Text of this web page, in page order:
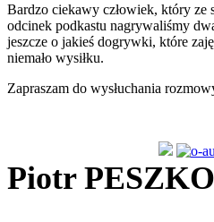
Bardzo ciekawy człowiek, który ze
odcinek podkastu nagrywaliśmy
jeszcze o jakieś dogrywki, które
niemało wysiłku.
Zapraszam do wysłuchania
Piotr PESZKO